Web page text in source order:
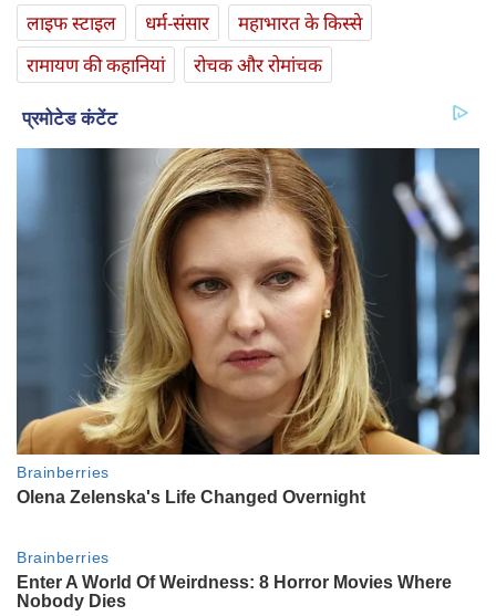
लाइफ स्‍टाइल
धर्म-संसार
महाभारत के किस्से
रामायण की कहानियां
रोचक और रोमांचक